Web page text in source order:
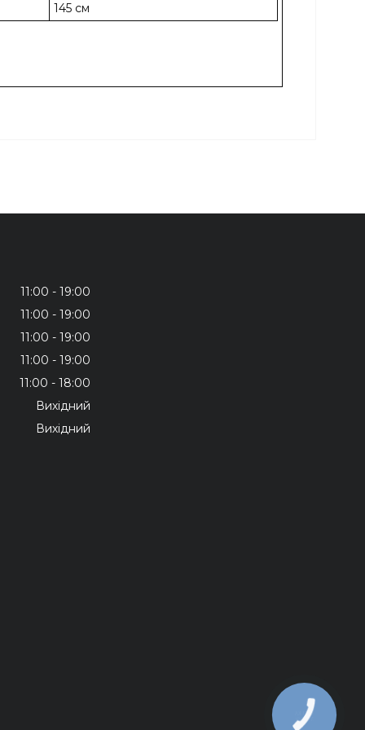
145 см
11:00
19:00
11:00
19:00
11:00
19:00
11:00
19:00
11:00
18:00
Вихідний
Вихідний
КНОПКА
ЗВ'ЯЗКУ